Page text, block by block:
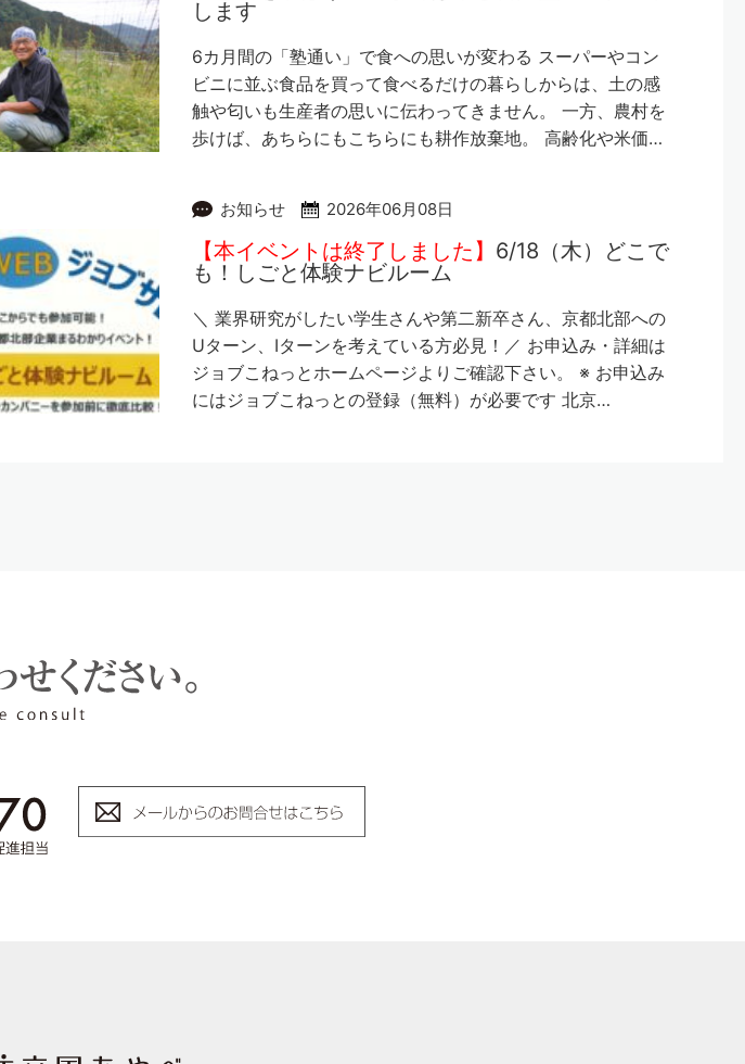
します
6カ月間の「塾通い」で食への思いが変わる スーパーやコン
ビニに並ぶ食品を買って食べるだけの暮らしからは、土の感
触や匂いも生産者の思いに伝わってきません。 一方、農村を
歩けば、あちらにもこちらにも耕作放棄地。 高齢化や米価…
お知らせ 2026年06月08日
【本イベントは終了しました】 6/18（木）どこで
も！しごと体験ナビルーム
＼ 業界研究がしたい学生さんや第二新卒さん、京都北部への
Uターン、Iターンを考えている方必見！／ お申込み・詳細は
ジョブこねっとホームページよりご確認下さい。 ※ お申込み
にはジョブこねっとの登録（無料）が必要です 北京…